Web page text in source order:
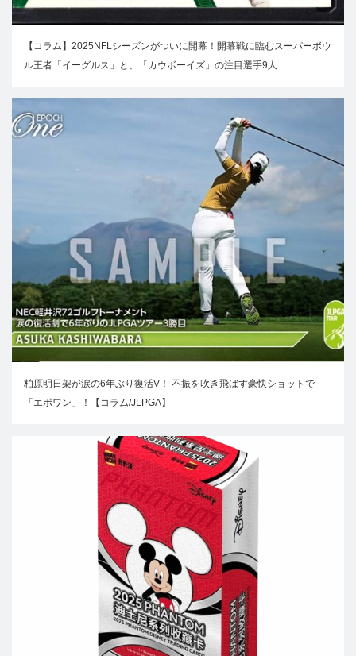
【コラム】2025NFLシーズンがついに開幕！開幕戦に臨むスーパーボウ
ル王者「イーグルス」と、「カウボーイズ」の注目選手9人
柏原明日架が涙の6年ぶり復活V！ 不振を吹き飛ばす豪快ショットで
「エポワン」！【コラム/JLPGA】